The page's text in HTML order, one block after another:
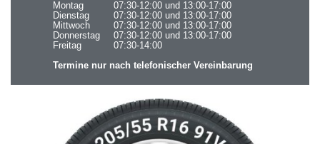
Montag
07:30-12:00 und 13:00-17:00
Dienstag
07:30-12:00 und 13:00-17:00
Mittwoch
07:30-12:00 und 13:00-17:00
Donnerstag
07:30-12:00 und 13:00-17:00
Freitag
07:30-14:00
Termine nur nach telefonischer Vereinbarung